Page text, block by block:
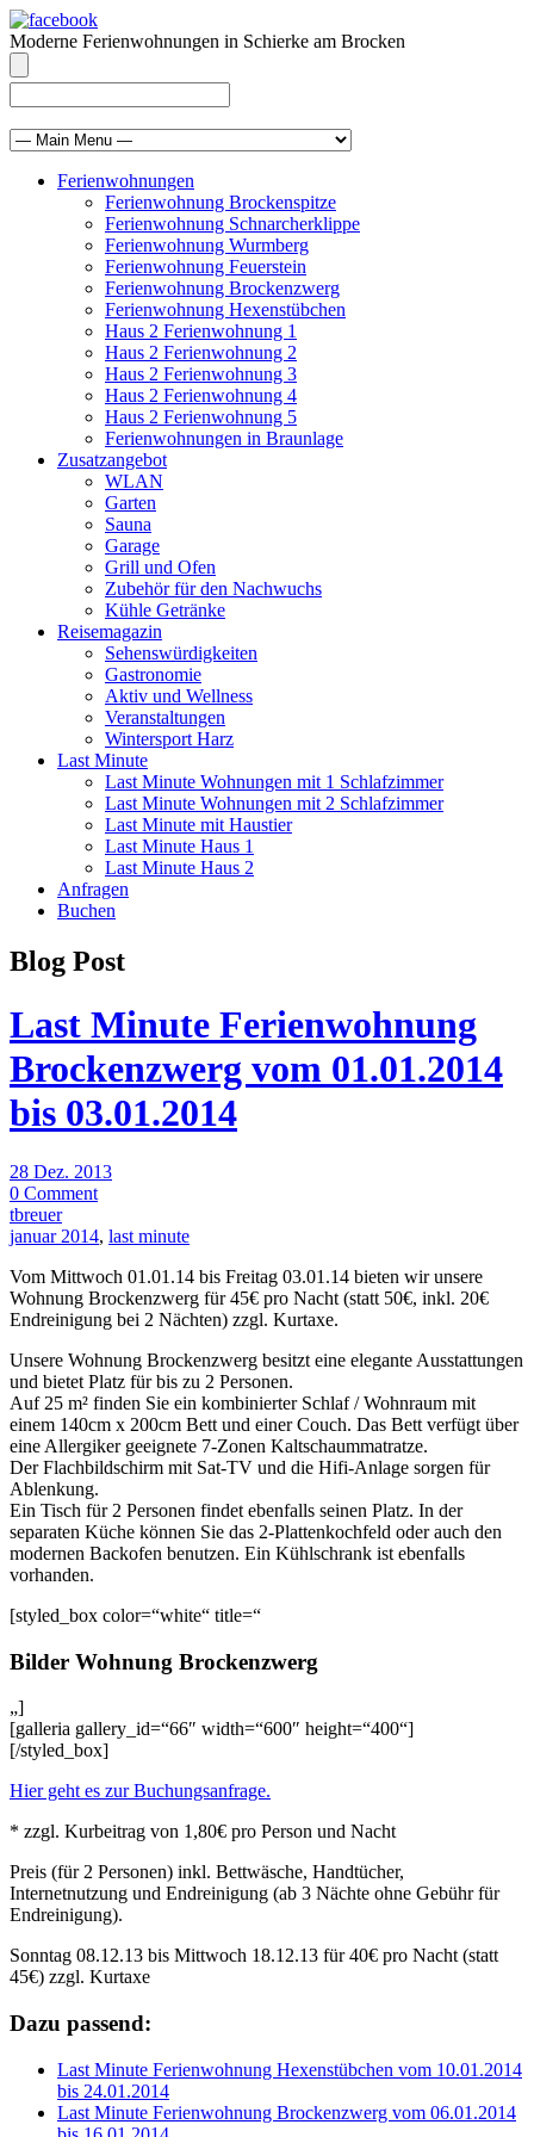
Moderne Ferienwohnungen in Schierke am Brocken
Ferienwohnungen
Ferienwohnung Brockenspitze
Ferienwohnung Schnarcherklippe
Ferienwohnung Wurmberg
Ferienwohnung Feuerstein
Ferienwohnung Brockenzwerg
Ferienwohnung Hexenstübchen
Haus 2 Ferienwohnung 1
Haus 2 Ferienwohnung 2
Haus 2 Ferienwohnung 3
Haus 2 Ferienwohnung 4
Haus 2 Ferienwohnung 5
Ferienwohnungen in Braunlage
Zusatzangebot
WLAN
Garten
Sauna
Garage
Grill und Ofen
Zubehör für den Nachwuchs
Kühle Getränke
Reisemagazin
Sehenswürdigkeiten
Gastronomie
Aktiv und Wellness
Veranstaltungen
Wintersport Harz
Last Minute
Last Minute Wohnungen mit 1 Schlafzimmer
Last Minute Wohnungen mit 2 Schlafzimmer
Last Minute mit Haustier
Last Minute Haus 1
Last Minute Haus 2
Anfragen
Buchen
Blog Post
Last Minute Ferienwohnung
Brockenzwerg vom 01.01.2014
bis 03.01.2014
28 Dez. 2013
0 Comment
tbreuer
januar 2014, last minute
Vom Mittwoch 01.01.14 bis Freitag 03.01.14 bieten wir unsere
Wohnung Brockenzwerg für 45€ pro Nacht (statt 50€, inkl. 20€
Endreinigung bei 2 Nächten) zzgl. Kurtaxe.
Unsere Wohnung Brockenzwerg besitzt eine elegante Ausstattungen
und bietet Platz für bis zu 2 Personen.
Auf 25 m² finden Sie ein kombinierter Schlaf / Wohnraum mit
einem 140cm x 200cm Bett und einer Couch. Das Bett verfügt über
eine Allergiker geeignete 7-Zonen Kaltschaummatratze.
Der Flachbildschirm mit Sat-TV und die Hifi-Anlage sorgen für
Ablenkung.
Ein Tisch für 2 Personen findet ebenfalls seinen Platz. In der
separaten Küche können Sie das 2-Plattenkochfeld oder auch den
modernen Backofen benutzen. Ein Kühlschrank ist ebenfalls
vorhanden.
[styled_box color=“white“ title=“
Bilder Wohnung Brockenzwerg
„]
[galleria gallery_id=“66″ width=“600″ height=“400“]
[/styled_box]
Hier geht es zur Buchungsanfrage.
* zzgl. Kurbeitrag von 1,80€ pro Person und Nacht
Preis (für 2 Personen) inkl. Bettwäsche, Handtücher,
Internetnutzung und Endreinigung (ab 3 Nächte ohne Gebühr für
Endreinigung).
Sonntag 08.12.13 bis Mittwoch 18.12.13 für 40€ pro Nacht (statt
45€) zzgl. Kurtaxe
Dazu passend:
Last Minute Ferienwohnung Hexenstübchen vom 10.01.2014
bis 24.01.2014
Last Minute Ferienwohnung Brockenzwerg vom 06.01.2014